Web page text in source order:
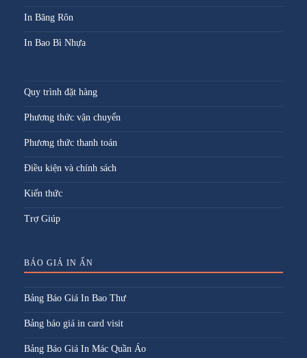
In Băng Rôn
In Bao Bì Nhựa
Quy trình đặt hàng
Phương thức vận chuyển
Phương thức thanh toán
Điều kiện và chính sách
Kiến thức
Trợ Giúp
BÁO GIÁ IN ẤN
Bảng Báo Giá In Bao Thư
Bảng báo giá in card visit
Bảng Báo Giá In Mác Quần Áo